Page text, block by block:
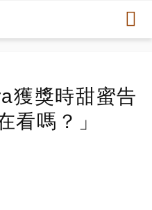
獲獎時甜蜜告
看嗎？」